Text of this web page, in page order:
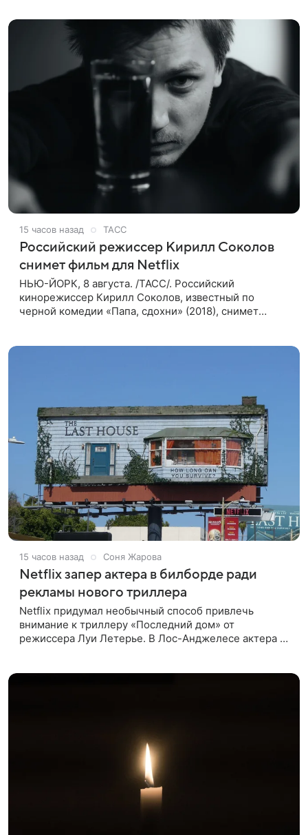
15 часов назад ТАСС
Российский режиссер Кирилл Соколов
снимет фильм для Netflix
НЬЮ-ЙОРК, 8 августа. /ТАСС/. Российский
кинорежиссер Кирилл Соколов, известный по
черной комедии «Папа, сдохни» (2018), снимет
15 часов назад Соня Жарова
Netflix запер актера в билборде ради
рекламы нового триллера
Netflix придумал необычный способ привлечь
внимание к триллеру «Последний дом» от
режиссера Луи Летерье. В Лос-Анджелесе актера на